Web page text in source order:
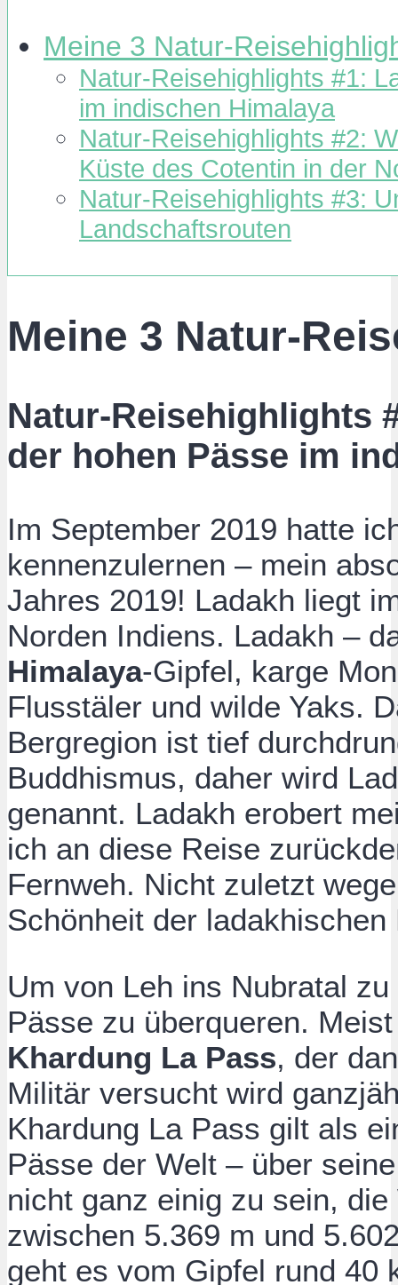
Meine 3 Natur-
Natur-Reisehighlights #1:
im indischen Himalaya
Natur-Reisehighlights #2:
Küste des Cotentin in der
Natur-Reisehighlights #3:
Landschaftsrouten
Meine 3 Natur-
Natur-Reisehighlights
der hohen Pässe im
Im September 2019 hatte
kennenzulernen – mein
Jahres 2019! Ladakh liegt
Norden Indiens. Ladakh –
Himalaya-Gipfel, karge
Flusstäler und wilde Yaks.
Bergregion ist tief
Buddhismus, daher wird
genannt. Ladakh erobert
ich an diese Reise
Fernweh. Nicht zuletzt
Schönheit der
Um von Leh ins Nubratal
Pässe zu überqueren.
Khardung La Pass, der
Militär versucht wird
Khardung La Pass gilt als
Pässe der Welt – über
nicht ganz einig zu sein,
zwischen 5.369 m und
geht es vom Gipfel rund 40